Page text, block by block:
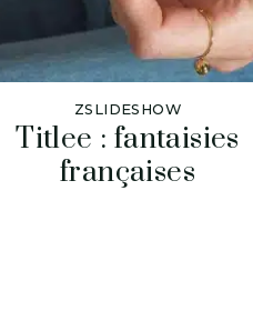
ZSLIDESHOW
Titlee : fantaisies
françaises